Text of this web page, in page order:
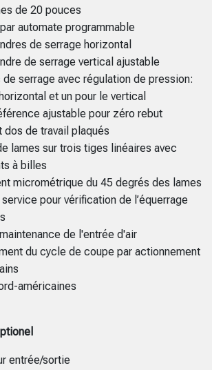
de 20 pouces
automate programmable
de serrage horizontal
de serrage vertical ajustable
de serrage avec régulation de pression:
et un pour le vertical
ajustable pour zéro rebut
dos de travail plaqués
lames sur trois tiges linéaires avec
à billes
micrométrique du 45 degrés des lames
pour vérification de l’équerrage
de l'entrée d'air
du cycle de coupe par actionnement
américaines
entrée/sortie